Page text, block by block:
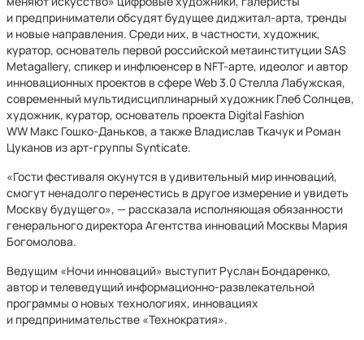
и предприниматели обсудят будущее диджитал-арта, тренды
и новые направления. Среди них, в частности, художник,
куратор, основатель первой российской метаинституции SAS
Metagallery, спикер и инфлюенсер в NFT-арте, идеолог и автор
инновационных проектов в сфере Web 3.0 Стелла Лабужская,
современный мультидисциплинарный художник Глеб Солнцев,
художник, куратор, основатель проекта Digital Fashion
WW Макс Гошко-Даньков, а также Владислав Ткачук и Роман
Цуканов из арт-группы Synticate.
«Гости фестиваля окунутся в удивительный мир инноваций,
смогут ненадолго перенестись в другое измерение и увидеть
Москву будущего», — рассказала исполняющая обязанности
генерального директора Агентства инноваций Москвы Мария
Богомолова.
Ведущим «Ночи инноваций» выступит Руслан Бондаренко,
автор и телеведущий информационно-развлекательной
программы о новых технологиях, инновациях
и предпринимательстве «Технократия».